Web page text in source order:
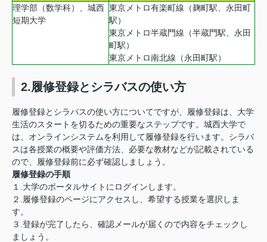
理学部（数学科）、城西
短期大学
東京メトロ有楽町線（麹町駅、永田町
駅）
東京メトロ半蔵門線（半蔵門駅、永田
町駅）
東京メトロ南北線（永田町駅）
2.履修登録とシラバスの使い方
履修登録とシラバスの使い方についてですが、履修登録は、大学
生活のスタートを切るための重要なステップです。城西大学で
は、オンラインシステムを利用して履修登録を行います。シラバ
スは各授業の概要や評価方法、必要な教材などが記載されている
ので、履修登録前に必ず確認しましょう。
履修登録の手順
１.大学のポータルサイトにログインします。
２.履修登録のページにアクセスし、希望する授業を選択しま
す。
３.登録が完了したら、確認メールが届くので内容をチェックし
ましょう。